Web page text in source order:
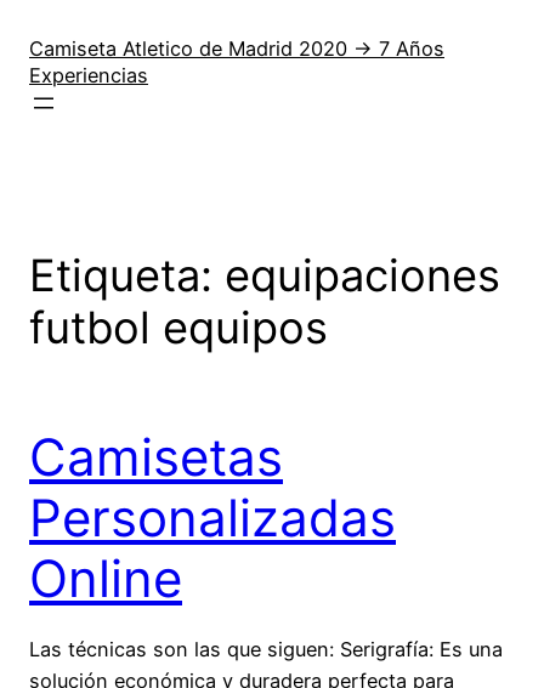
contenido
Camiseta Atletico de Madrid 2020 → 7 Años
Experiencias
Etiqueta: equipaciones
futbol equipos
Camisetas
Personalizadas
Online
Las técnicas son las que siguen: Serigrafía: Es una
solución económica y duradera perfecta para